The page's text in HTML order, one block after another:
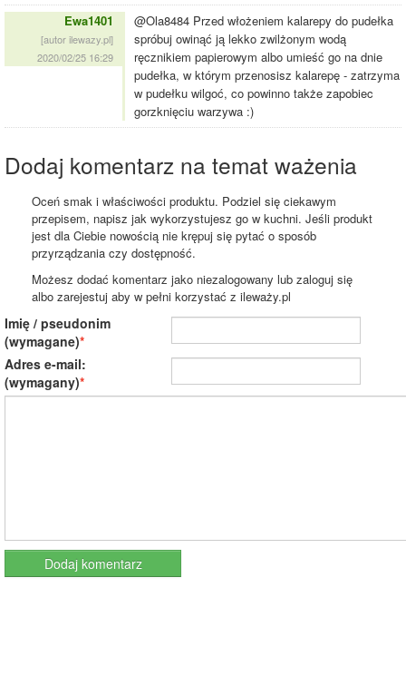
Ewa1401
[autor ilewazy.pl]
2020/02/25 16:29
@Ola8484 Przed włożeniem kalarepy do pudełka
spróbuj owinąć ją lekko zwilżonym wodą
ręcznikiem papierowym albo umieść go na dnie
pudełka, w którym przenosisz kalarepę - zatrzyma
w pudełku wilgoć, co powinno także zapobiec
gorzknięciu warzywa :)
Dodaj komentarz na temat ważenia
Oceń smak i właściwości produktu. Podziel się ciekawym
przepisem, napisz jak wykorzystujesz go w kuchni. Jeśli produkt
jest dla Ciebie nowością nie krępuj się pytać o sposób
przyrządzania czy dostępność.
Możesz dodać komentarz jako niezalogowany lub zaloguj się
albo zarejestuj aby w pełni korzystać z ileważy.pl
Imię / pseudonim
(wymagane)
Adres e-mail:
(wymagany)